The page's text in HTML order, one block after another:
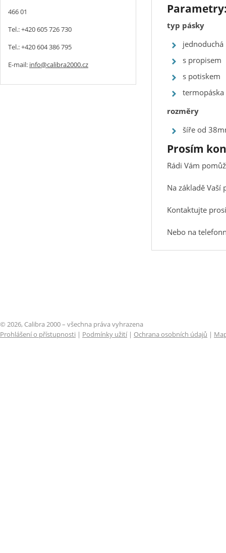
typ pásky
jednoduchá
s propisem
s potiskem
termopáska
rozměry
šíře od
Prosím
Rádi Vám
Na základě
Kontaktujte
Nebo na
466 01
Tel.: +420 605 726 730
Tel.: +420 604 386 795
E-mail: info@calibra2000.cz
© 2026, Calibra 2000 – všechna práva vyhrazena
Prohlášení o přístupnosti | Podmínky užití| Ochrana osobních údajů |